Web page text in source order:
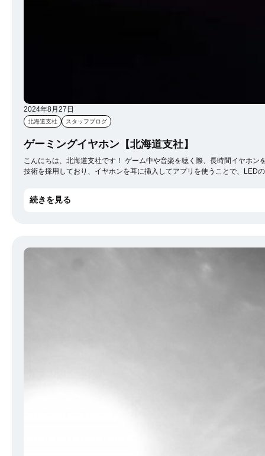
2024年8月27日
北海道支社 スタッフブログ
ゲーミングイヤホン【北海道支社】
こんにちは、北海道支社です！ ゲーム中や音楽を聴く際、長時間イヤホンを付けていると耳が痛くなることがありませんか？ 今日は、最近話題のワイヤレスゲーミングイヤホン、Logicool G FITSについてご紹介します。 カスタムフィット技術 Logicool G FITSは独自の「ライトフォーム」
技術を採用しており、イヤホンを耳に挿入してアプリを使うことで、LEDの光がイヤホ
バイスに簡単に接続できます。 その他の機能 G FITSは、外部ノイズを効果的に遮断するパッシブノイズキャンセリング機能を備えています。これにより、周囲の雑音を気にせずゲームに集中できます。また、マイク内蔵でクリアなボイスチャットも可能です。 まとめ Logicool G FITS
続きを見る